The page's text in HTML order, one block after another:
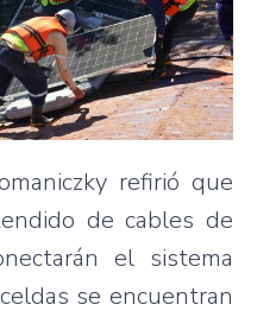
refirió que
de cables de
el sistema
se encuentran